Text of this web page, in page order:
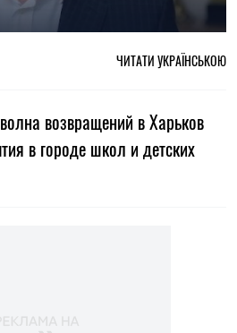
ЧИТАТИ УКРАЇНСЬКОЮ
возвращений в Харьков
в городе школ и детских